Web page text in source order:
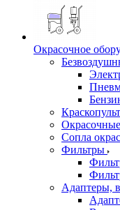
Окрасочное
Сопла
Фильтры
Адаптеры,